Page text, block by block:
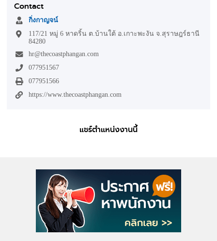
Contact
กิ่งกาญจน์
117/21 หมู่ 6 หาดริ้น ต.บ้านใต้ อ.เกาะพะงัน จ.สุราษฎร์ธานี
84280
hr@thecoastphangan.com
077951567
077951566
https://www.thecoastphangan.com
แชร์ตำแหน่งงานนี้